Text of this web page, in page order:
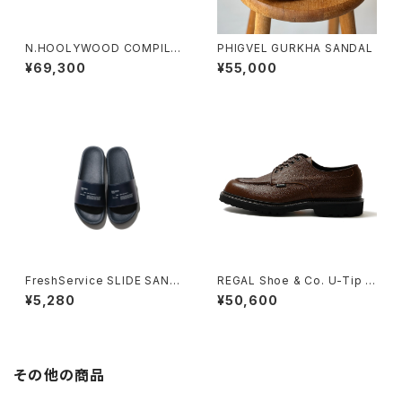
N.HOOLYWOOD COMPILE
× General Scale.
¥69,300
PHIGVEL GURKHA SANDAL
¥55,000
FreshService SLIDE SAND
AL
¥5,280
REGAL Shoe & Co. U-Tip G
TX_Black Embossed SCDR
831S DF
¥50,600
その他の商品